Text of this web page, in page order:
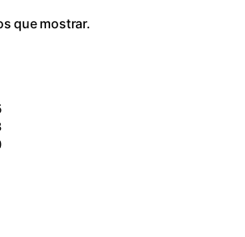
que mostrar.